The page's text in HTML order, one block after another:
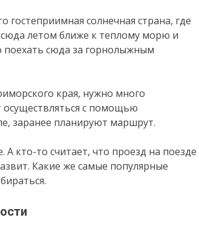
гостеприимная солнечная страна, где
летом ближе к теплому морю и
сюда за горнолыжным
края, нужно много
осуществляться с помощью
заранее планируют маршрут.
кто-то считает, что проезд на поезде
Какие же самые популярные